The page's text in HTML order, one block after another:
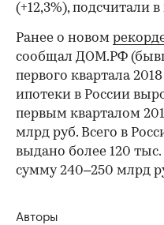
(+12,3%), подсчитали
Ранее о новом
сообщал ДОМ.РФ
первого квартала
ипотеки в России
первым кварталом
млрд руб. Всего в
выдано более 120
сумму 240–250 млрд
Авторы